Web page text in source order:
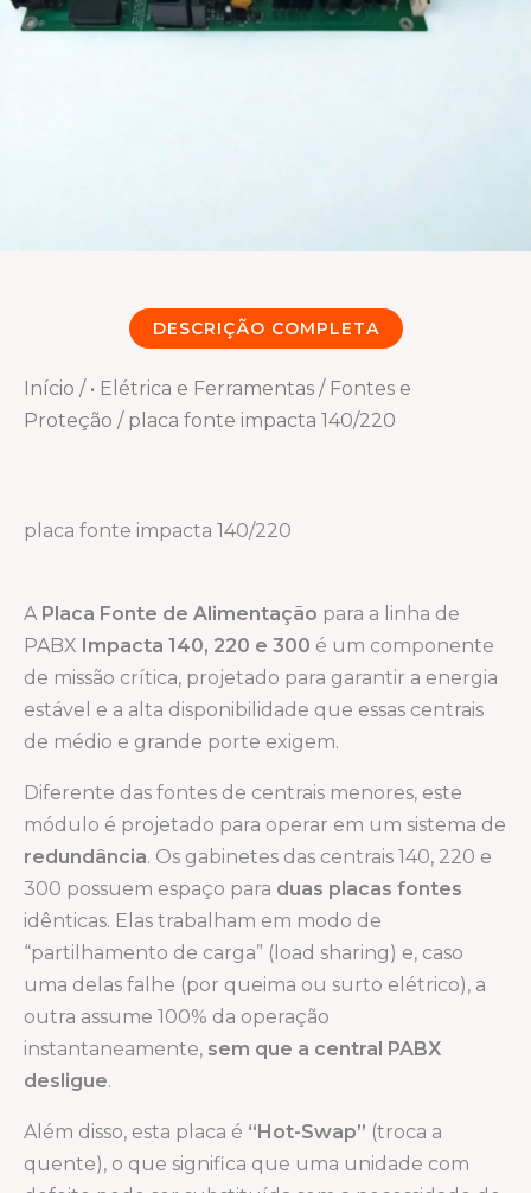
DESCRIÇÃO COMPLETA
Início / • Elétrica e Ferramentas / Fontes e
Proteção / placa fonte impacta 140/220
placa fonte impacta 140/220
A Placa Fonte de Alimentação para a linha de
PABX Impacta 140, 220 e 300 é um componente
de missão crítica, projetado para garantir a energia
estável e a alta disponibilidade que essas centrais
de médio e grande porte exigem.
Diferente das fontes de centrais menores, este
módulo é projetado para operar em um sistema de
redundância. Os gabinetes das centrais 140, 220 e
300 possuem espaço para duas placas fontes
idênticas. Elas trabalham em modo de
“partilhamento de carga” (load sharing) e, caso
uma delas falhe (por queima ou surto elétrico), a
outra assume 100% da operação
instantaneamente, sem que a central PABX
desligue.
Além disso, esta placa é “Hot-Swap” (troca a
quente), o que significa que uma unidade com